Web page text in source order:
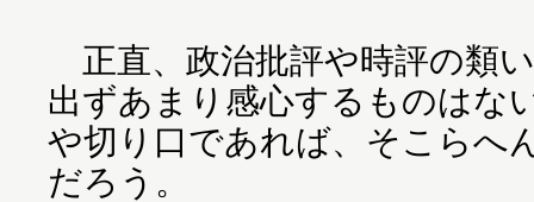
正直、政治批評や時評の類
出ずあまり感心するものはな
や切り口であれば、そこらへ
だろう。